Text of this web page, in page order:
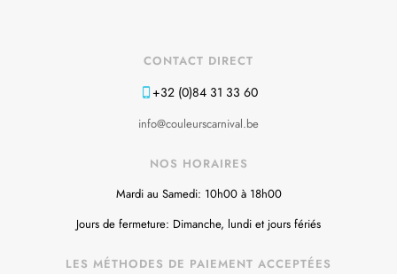
CONTACT DIRECT
+32 (0)84 31 33 60
info@couleurscarnival.be
NOS HORAIRES
Mardi au Samedi: 10h00 à 18h00
Jours de fermeture: Dimanche, lundi et jours fériés
LES MÉTHODES DE PAIEMENT ACCEPTÉES